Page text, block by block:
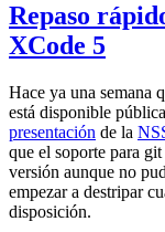
Repaso
XCode 5
Hace ya una semana
está disponible
presentación de la
que el soporte para
versión aunque no
empezar a destripar
disposición.